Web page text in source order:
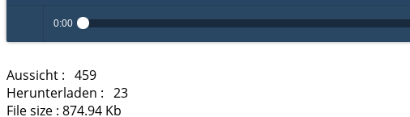
Play /
0:00
Aussicht : 459
Herunterladen : 23
File size : 874.94 Kb